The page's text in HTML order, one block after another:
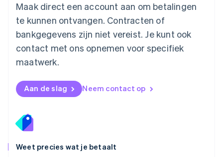
Maak direct een account aan om betalingen
te kunnen ontvangen. Contracten of
bankgegevens zijn niet vereist. Je kunt ook
contact met ons opnemen voor specifiek
maatwerk.
Aan de slag Neem contact op
Weet precies wat je betaalt
NederlandsEnglish
Nieuw-Zeeland
English
Noorwegen
English
DeutschEnglish
English
Portugal
Roemenië
English
English简体中文